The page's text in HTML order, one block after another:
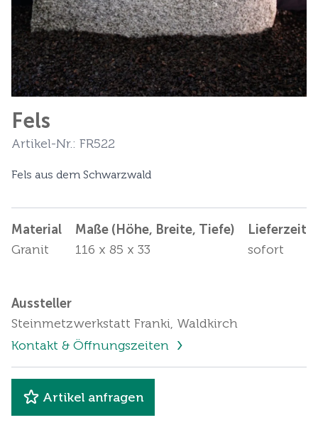
Fels
Artikel-Nr.: FR522
Fels aus dem Schwarzwald
Material
Granit
Maße (Höhe, Breite, Tiefe)
116 x 85 x 33
Lieferzeit
sofort
Aussteller
Steinmetzwerkstatt Franki, Waldkirch
Kontakt & Öffnungszeiten
Artikel anfragen